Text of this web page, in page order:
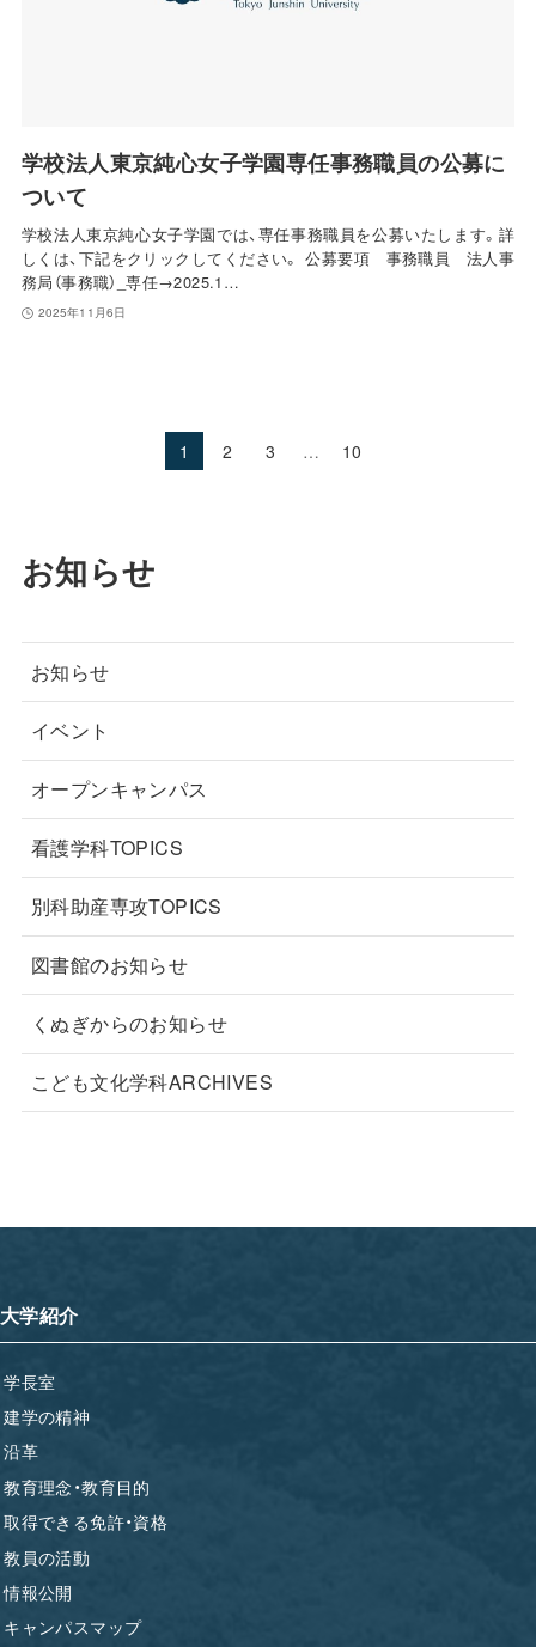
学校法人東京純心女子学園専任事務職員の公募に
ついて
学校法人東京純心女子学園では、専任事務職員を公募いたします。詳
しくは、下記をクリックしてください。 公募要項 事務職員 法人事
務局（事務職）_専任→2025.1…
2025年11月6日
1 2 3 … 10
お知らせ
お知らせ
イベント
オープンキャンパス
看護学科TOPICS
別科助産専攻TOPICS
図書館のお知らせ
くぬぎからのお知らせ
こども文化学科ARCHIVES
大学紹介
学長室
建学の精神
沿革
教育理念・教育目的
取得できる免許・資格
教員の活動
情報公開
キャンパスマップ